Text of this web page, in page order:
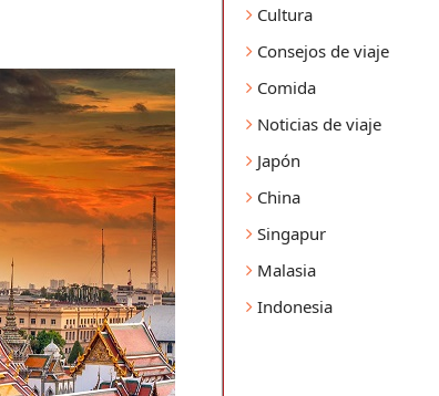
Cultura
Consejos de viaje
Comida
Noticias de viaje
Japón
China
Singapur
Malasia
Indonesia